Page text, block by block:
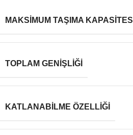
MAKSIMUM TAŞIMA KAPASITESI
TOPLAM GENIŞLIĞI
KATLANABILME ÖZELLIĞI